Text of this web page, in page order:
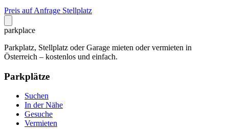
Preis auf Anfrage Stellplatz
parkplace
Parkplatz, Stellplatz oder Garage mieten oder vermieten in
Österreich – kostenlos und einfach.
Parkplätze
Suchen
In der Nähe
Gesuche
Vermieten